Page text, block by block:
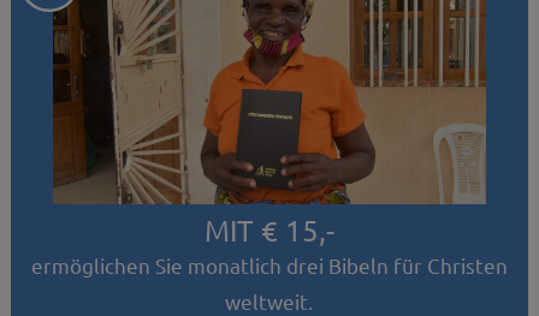
MIT € 15,-
ermöglichen Sie monatlich drei Bibeln für Christen
weltweit.